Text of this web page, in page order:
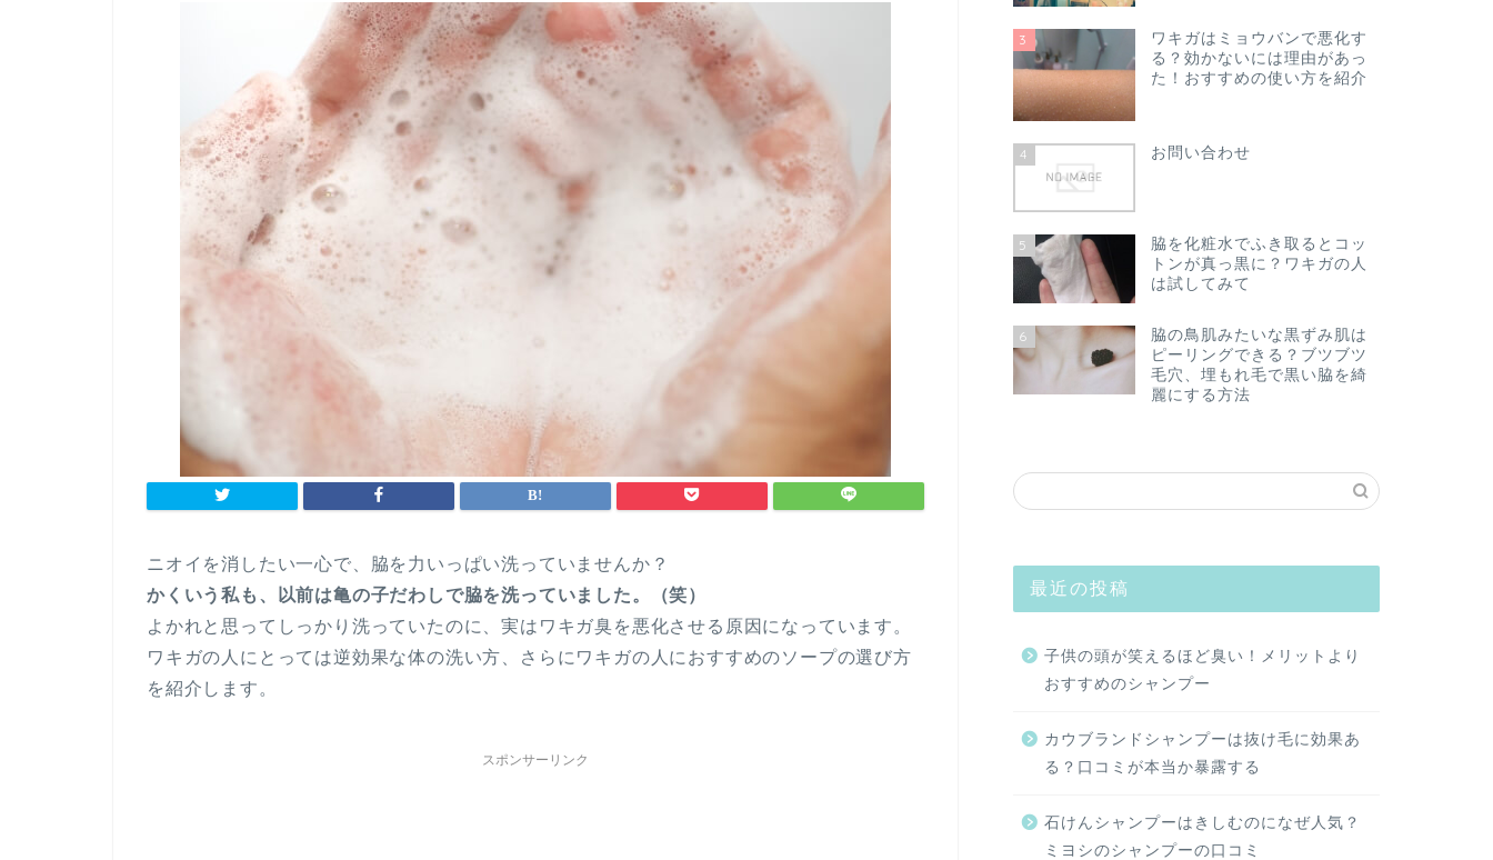
ニオイを消したい一心で、脇を力いっぱい洗っていませんか？
かくいう私も、以前は亀の子だわしで脇を洗っていました。（笑）
よかれと思ってしっかり洗っていたのに、実はワキガ臭を悪化させる原因になっています。
ワキガの人にとっては逆効果な体の洗い方、さらにワキガの人におすすめのソープの選び方
を紹介します。
スポンサーリンク
3
ワキガはミョウバンで悪化す
る？効かないには理由があっ
た！おすすめの使い方を紹介
4 お問い合わせ
5
脇を化粧水でふき取るとコッ
トンが真っ黒に？ワキガの人
は試してみて
6
脇の鳥肌みたいな黒ずみ肌は
ピーリングできる？ブツブツ
毛穴、埋もれ毛で黒い脇を綺
麗にする方法
最近の投稿
子供の頭が笑えるほど臭い！メリットより
おすすめのシャンプー
カウブランドシャンプーは抜け毛に効果あ
る？口コミが本当か暴露する
石けんシャンプーはきしむのになぜ人気？
ミヨシのシャンプーの口コミ